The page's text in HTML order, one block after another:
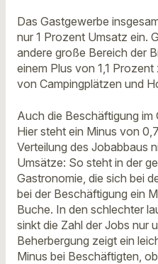
Das Gastgewerbe
nur 1 Prozent Umsatz ein.
andere große Bereich der
einem Plus von 1,1
von Campingplätzen und
Auch die Beschäftigung
Hier steht ein Minus von
Verteilung des Jobabbaus
Umsätze: So steht in der
Gastronomie, die sich bei
bei der Beschäftigung ein
Buche. In den schlechter
sinkt die Zahl der Jobs nur
Beherbergung zeigt ein
Minus bei Beschäftigten,